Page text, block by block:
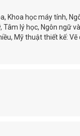
Khoa học máy tính,
lý học, Ngôn ngữ
Mỹ thuật thiết kế: Vẽ